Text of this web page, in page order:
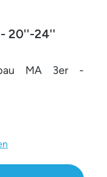
- 20''-24''
MA 3er -